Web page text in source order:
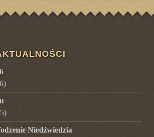
Niedźwiedzia